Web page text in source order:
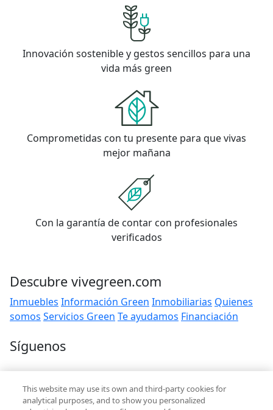
Innovación sostenible y gestos sencillos para una
vida más green
Comprometidas con tu presente para que vivas
mejor mañana
Con la garantía de contar con profesionales
verificados
Descubre vivegreen.com
Inmuebles Información Green Inmobiliarias Quienes
somos Servicios Green Te ayudamos Financiación
Síguenos
Contacto
hola@vivegreen.com
This website may use its own and third-party cookies for
analytical purposes, and to show you personalized